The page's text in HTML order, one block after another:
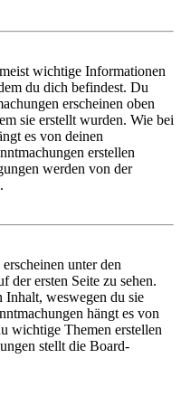
wichtige Informationen
du dich befindest. Du
erscheinen oben
sie erstellt wurden. Wie bei
es von deinen
erstellen
werden von der
unter den
der ersten Seite zu sehen.
Inhalt, weswegen du sie
hängt es von
wichtige Themen erstellen
stellt die Board-